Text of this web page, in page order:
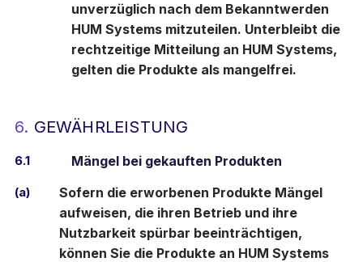
unverzüglich nach dem Bekanntwerden
HUM Systems mitzuteilen. Unterbleibt die
rechtzeitige Mitteilung an HUM Systems,
gelten die Produkte als mangelfrei.
6. GEWÄHRLEISTUNG
6.1 Mängel bei gekauften Produkten
(a)
Sofern die erworbenen Produkte Mängel
aufweisen, die ihren Betrieb und ihre
Nutzbarkeit spürbar beeinträchtigen,
können Sie die Produkte an HUM Systems